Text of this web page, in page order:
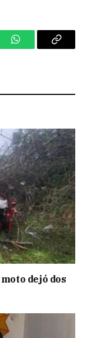
WhatsAppCopy
dejó dos